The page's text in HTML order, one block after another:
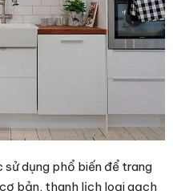
dụng phổ biến để trang
bản, thanh lịch loại gạch